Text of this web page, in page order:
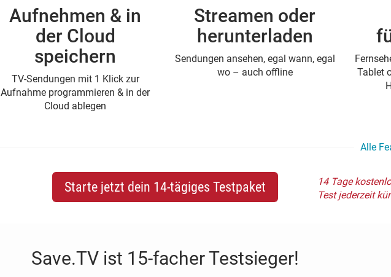
Aufnehmen & in
der Cloud
speichern
TV-Sendungen mit 1 Klick zur
Aufnahme programmieren & in der
Cloud ablegen
Streamen oder
herunterladen
Sendungen ansehen, egal wann, egal
wo – auch offline
Tablet
Alle
Starte jetzt dein 14-tägiges Testpaket
14 Tage
Test jederzeit
Save.TV ist 15-facher Testsieger!